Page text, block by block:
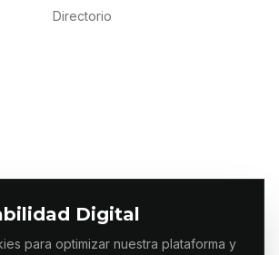
Digital
para optimizar nuestra plataforma y
Directorio